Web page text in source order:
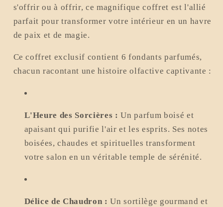
s'offrir ou à offrir, ce magnifique coffret est l'allié
parfait pour transformer votre intérieur en un havre
de paix et de magie.
Ce coffret exclusif contient 6 fondants parfumés,
chacun racontant une histoire olfactive captivante :
L'Heure des Sorcières : Un parfum boisé et
apaisant qui purifie l'air et les esprits. Ses notes
boisées, chaudes et spirituelles transforment
votre salon en un véritable temple de sérénité.
Délice de Chaudron : Un sortilège gourmand et